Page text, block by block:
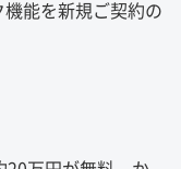
能を新規ご契約の